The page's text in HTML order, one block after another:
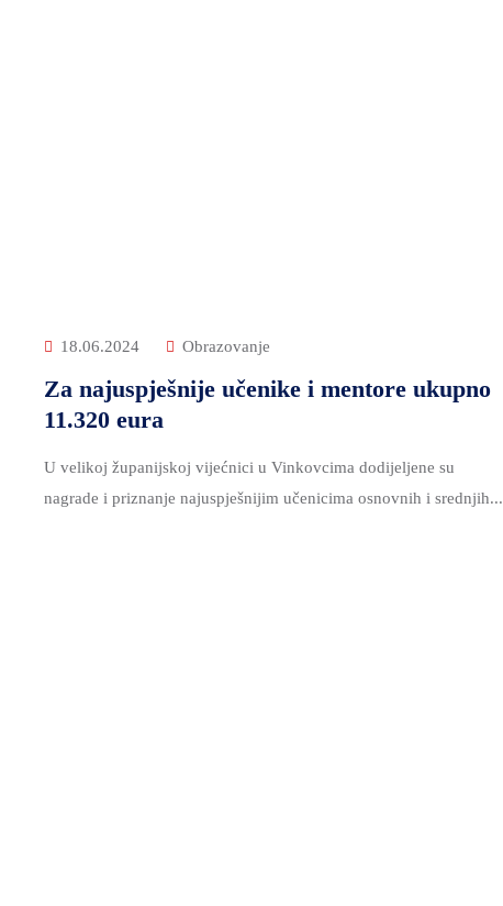
18.06.2024 Obrazovanje
Za najuspješnije učenike i mentore ukupno
11.320 eura
U velikoj županijskoj vijećnici u Vinkovcima dodijeljene su
nagrade i priznanje najuspješnijim učenicima osnovnih i srednjih...